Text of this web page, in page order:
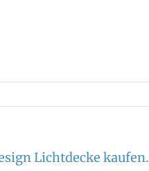
Lichtdecke kaufen.